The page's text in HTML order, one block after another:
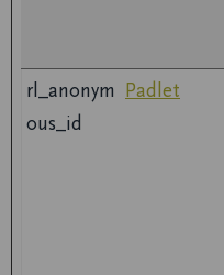
rl_anonym
ous_id
Padlet